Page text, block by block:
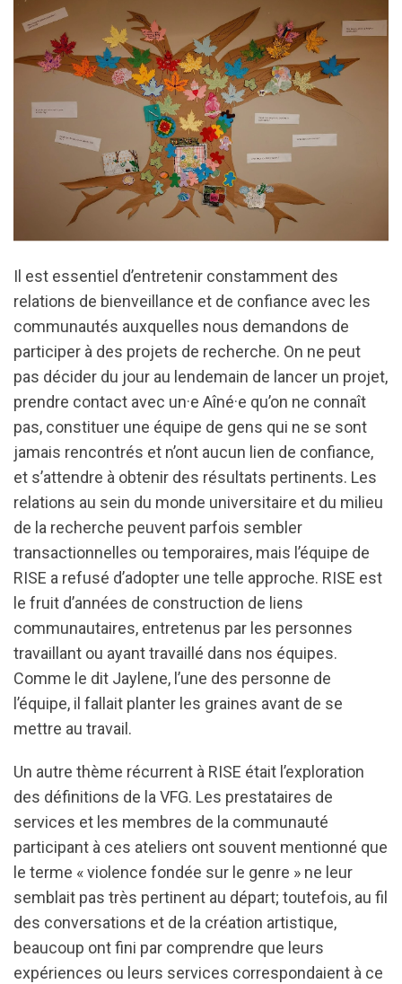
Il est essentiel d’entretenir constamment des
relations de bienveillance et de confiance avec les
communautés auxquelles nous demandons de
participer à des projets de recherche. On ne peut
pas décider du jour au lendemain de lancer un projet,
prendre contact avec un·e Aîné·e qu’on ne connaît
pas, constituer une équipe de gens qui ne se sont
jamais rencontrés et n’ont aucun lien de confiance,
et s’attendre à obtenir des résultats pertinents. Les
relations au sein du monde universitaire et du milieu
de la recherche peuvent parfois sembler
transactionnelles ou temporaires, mais l’équipe de
RISE a refusé d’adopter une telle approche. RISE est
le fruit d’années de construction de liens
communautaires, entretenus par les personnes
travaillant ou ayant travaillé dans nos équipes.
Comme le dit Jaylene, l’une des personne de
l’équipe, il fallait planter les graines avant de se
mettre au travail.
Un autre thème récurrent à RISE était l’exploration
des définitions de la VFG. Les prestataires de
services et les membres de la communauté
participant à ces ateliers ont souvent mentionné que
le terme « violence fondée sur le genre » ne leur
semblait pas très pertinent au départ; toutefois, au fil
des conversations et de la création artistique,
beaucoup ont fini par comprendre que leurs
expériences ou leurs services correspondaient à ce